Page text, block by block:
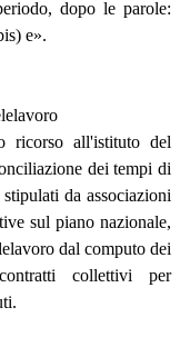
dopo le parole:
e».
ricorso all'istituto del
dei tempi di
da associazioni
sul piano nazionale,
dal computo dei
collettivi per